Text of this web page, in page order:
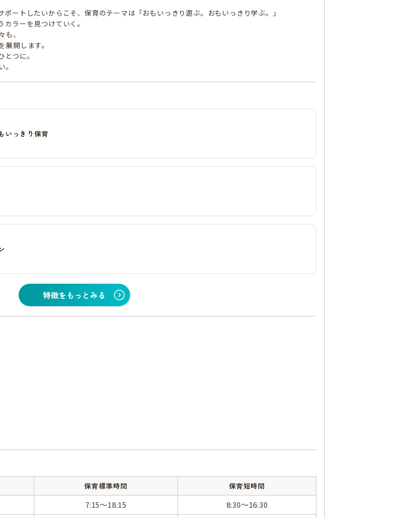
ートしたいからこそ、保育のテーマは「おもいっきり遊ぶ。おもいっきり学ぶ。」
ラーを見つけていく。
、
開します。
つに。
いっきり保育
特徴をもっとみる
保育標準時間
保育短時間
7:15～18:15 8:30～16:30